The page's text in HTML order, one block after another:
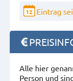
12 Eintrag
Alle hier
Person und